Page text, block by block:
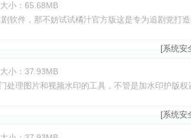
大小：65.68MB
软件，那不妨试试橘汁官方版这是专为追剧党打
[系统安
大小：37.93MB
处理图片和视频水印的工具，不管是加水印护版权
[系统安